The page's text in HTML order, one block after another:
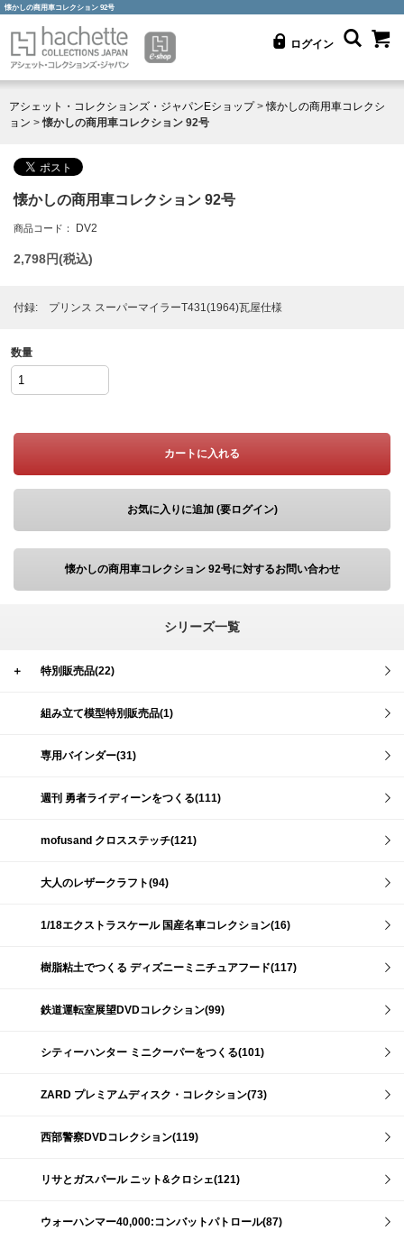
懐かしの商用車コレクション 92号
ログイン
アシェット・コレクションズ・ジャパンEショップ>懐かしの商用車コレクシ
ョン >懐かしの商用車コレクション 92号
懐かしの商用車コレクション 92号
商品コード： DV2
2,798円(税込)
付録: プリンス スーパーマイラーT431(1964)瓦屋仕様
数量
カートに入れる
お気に入りに追加 (要ログイン)
懐かしの商用車コレクション 92号に対するお問い合わせ
シリーズ一覧
＋ 特別販売品(22)
組み立て模型特別販売品(1)
専用バインダー(31)
週刊 勇者ライディーンをつくる(111)
mofusand クロスステッチ(121)
大人のレザークラフト(94)
1/18エクストラスケール 国産名車コレクション(16)
樹脂粘土でつくる ディズニーミニチュアフード(117)
鉄道運転室展望DVDコレクション(99)
シティーハンター ミニクーパーをつくる(101)
ZARD プレミアムディスク・コレクション(73)
西部警察DVDコレクション(119)
リサとガスパール ニット&クロシェ(121)
ウォーハンマー40,000:コンバットパトロール(87)